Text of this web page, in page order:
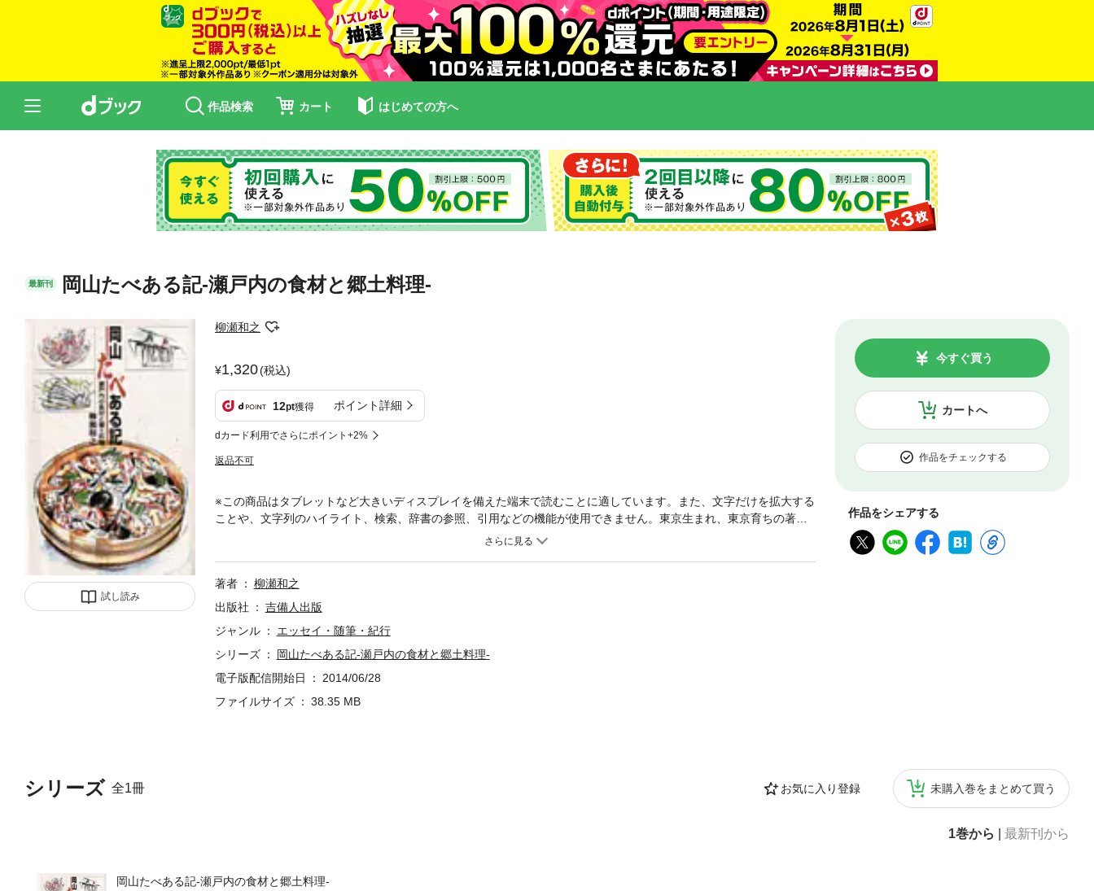
作品検索 カート はじめての方へ
最新刊 岡山たべある記-瀬戸内の食材と郷土料理-
試し読み
柳瀬和之
1,320(税込)
12pt獲得 ポイント詳細
dカード利用でさらにポイント+2%
返品不可
カートへ
今すぐ買う
作品をチェックする
作品をシェアする
シリーズ 全1冊 お気に入り登録 未購入巻をまとめて買う
1巻から 最新刊から
岡山たべある記-瀬戸内の食材と郷土料理-
※この商品はタブレットなど大きいディスプレイを備えた端末で読むことに適しています。また、文字だけを拡大する
ことや、文字列のハイライト、検索、辞書の参照、引用などの機能が使用できません。東京生まれ、東京育ちの著者
が、岡山の食材と名物料理を訪ね歩いたエッセー集。岡山人が岡山の「食」を知るための絶好の書。
著者
柳瀬和之
出版社
吉備人出版
ジャンル
エッセイ・随筆・紀行
シリーズ
岡山たべある記-瀬戸内の食材と郷土料理-
電子版配信開始日
2014/06/28
ファイルサイズ
38.35 MB